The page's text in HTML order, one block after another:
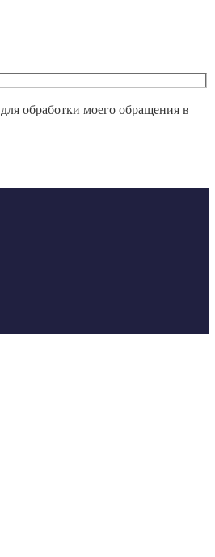
для обработки моего обращения в